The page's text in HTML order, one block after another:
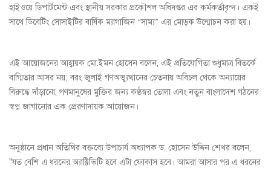
হাইওয়ে ডিপার্টমেন্ট এবং স্থানীয় সরকার প্রকৌশল অধিদপ্তর এর কর্মকর্তাবৃন্দ। একই
সাথে ডিবেটিং সোসাইটির বার্ষিক ম্যাগাজিন “সাম্য” এর মোড়ক উন্মোচন করা হয়।
এই আয়োজনের আহ্বায়ক মো.ইমন হোসেন বলেন, এই প্রতিযোগিতা শুধুমাত্র বিতর্কে
বাগ্মিতার আসর নয়; বরং জুলাই গণঅভ্যুত্থানের চেতনায় অবিচল থেকে অন্যায়ের
বিরুদ্ধে দাঁড়ানো, গণমানুষের মুক্তির জন্য কণ্ঠস্বর তোলা এবং নতুন বাংলাদেশ গঠনের
স্বপ্ন জাগানোর এক প্রেরণাদায়ক আয়োজন।
অনুষ্ঠানে প্রধান অতিথির বক্তব্যে উপাচার্য অধ্যাপক ড. হোসেন উদ্দিন শেখর বলেন,
"যত বেশি এ ধরনের অ্যাক্টিভিটি হবে এটা ফোকাস হবে। আমরা আসার পর এ ধরনের